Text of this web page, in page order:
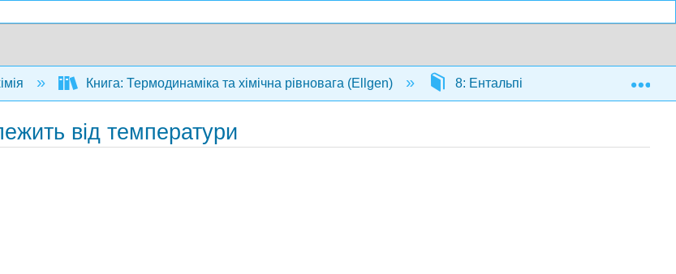
Книга: Термодинаміка та хімічна рівновага (Ellgen) 8: Ентальпія та термохімічні цикли
від температури